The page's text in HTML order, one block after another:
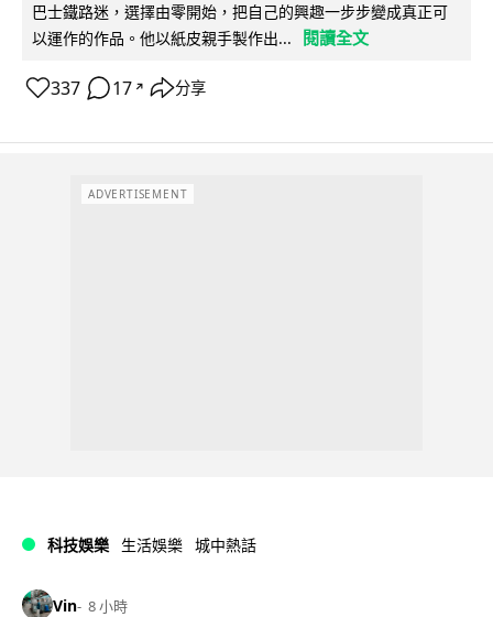
巴士鐵路迷，選擇由零開始，把自己的興趣一步步變成真正可
以運作的作品。他以紙皮親手製作出...
閱讀全文
337 17 ↗ 分享
ADVERTISEMENT
科技娛樂 生活娛樂 城中熱話
Vin 8 小時